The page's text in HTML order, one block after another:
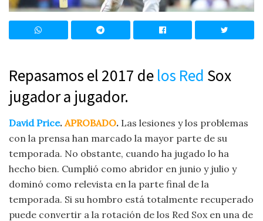
Repasamos el 2017 de los Red Sox
jugador a jugador.
David Price. APROBADO. Las lesiones y los problemas
con la prensa han marcado la mayor parte de su
temporada. No obstante, cuando ha jugado lo ha
hecho bien. Cumplió como abridor en junio y julio y
dominó como relevista en la parte final de la
temporada. Si su hombro está totalmente recuperado
puede convertir a la rotación de los Red Sox en una de